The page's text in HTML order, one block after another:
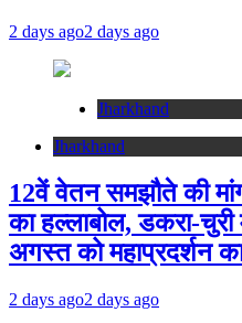
2 days ago2 days ago
Jharkhand
Jharkhand
12वें वेतन समझौते की
का हल्लाबोल, डकरा-
अगस्त को महाप्रदर्शन
2 days ago2 days ago